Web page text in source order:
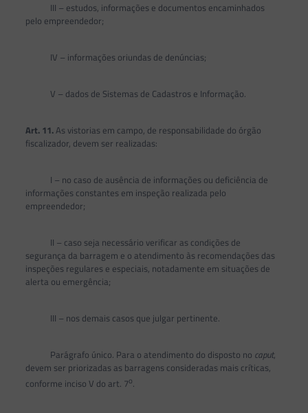
III – estudos, informações e documentos encaminhados
pelo empreendedor;
IV – informações oriundas de denúncias;
V – dados de Sistemas de Cadastros e Informação.
Art. 11.As vistorias em campo, de responsabilidade do órgão
fiscalizador, devem ser realizadas:
I – no caso de ausência de informações ou deficiência de
informações constantes em inspeção realizada pelo
empreendedor;
II – caso seja necessário verificar as condições de
segurança da barragem e o atendimento às recomendações das
inspeções regulares e especiais, notadamente em situações de
alerta ou emergência;
III – nos demais casos que julgar pertinente.
Parágrafo único. Para o atendimento do disposto no caput,
devem ser priorizadas as barragens consideradas mais críticas,
conforme inciso V do art. 7o.